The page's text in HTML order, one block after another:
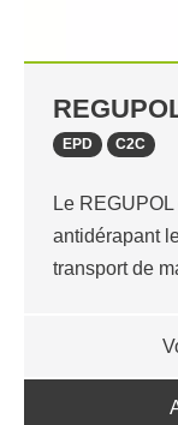
EPD C2C
Le
antidérapant
transport de